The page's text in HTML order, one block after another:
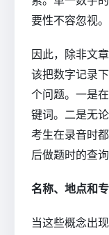
要性不容忽视。
因此，除非文
该把数字记录
个问题。一是
键词。二是无
考生在录音时
后做题时的查询
名称、地点和
当这些概念出